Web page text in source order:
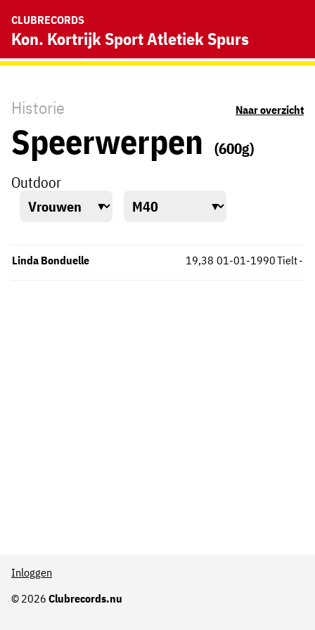
CLUBRECORDS
Kon. Kortrijk Sport Atletiek Spurs
Historie Naar overzicht
Speerwerpen
(600g)
Outdoor
Linda Bonduelle Tielt
19,38 -
01-01-1990
© 2026 Clubrecords.nu
Inloggen